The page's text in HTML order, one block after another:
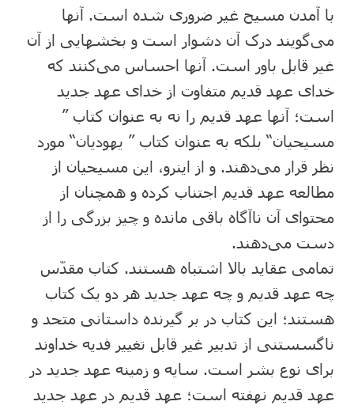
با آمدن مسیح غیر ضروری شده است. آنها
می‌گویند درک آن دشوار است و بخشهایی از آن
غیر قابل باور است. آنها احساس می‌کنند که
خدای عهد قدیم متفاوت از خدای عهد جدید
است؛ آنها عهد قدیم را نه به عنوان کتاب ”
مسیحیان“ بلکه به عنوان کتاب ” یهودیان“ مورد
نظر قرار می‌دهند. و از اینرو، این مسیحیان از
مطالعه عهد قدیم اجتناب کرده و همچنان از
محتوای آن ناآگاه باقی مانده و چیز بزرگی را از
دست می‌دهند.
تمامی عقاید بالا اشتباه هستند. کتاب مقدّس
چه عهد قدیم و چه عهد جدید هر دو یک کتاب
هستند؛ این کتاب در بر گیرنده داستانی متحد و
ناگسستنی از تدبیر غیر قابل تغییر فدیه خداوند
برای نوع بشر است. سایه و زمینه عهد جدید در
عهد قدیم نهفته است؛ عهد قدیم در عهد جدید